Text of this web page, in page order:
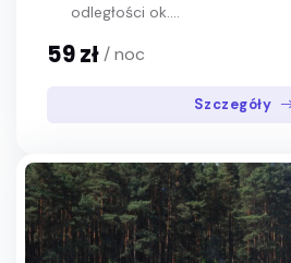
odległości ok....
59 zł/ noc
Szczegóły